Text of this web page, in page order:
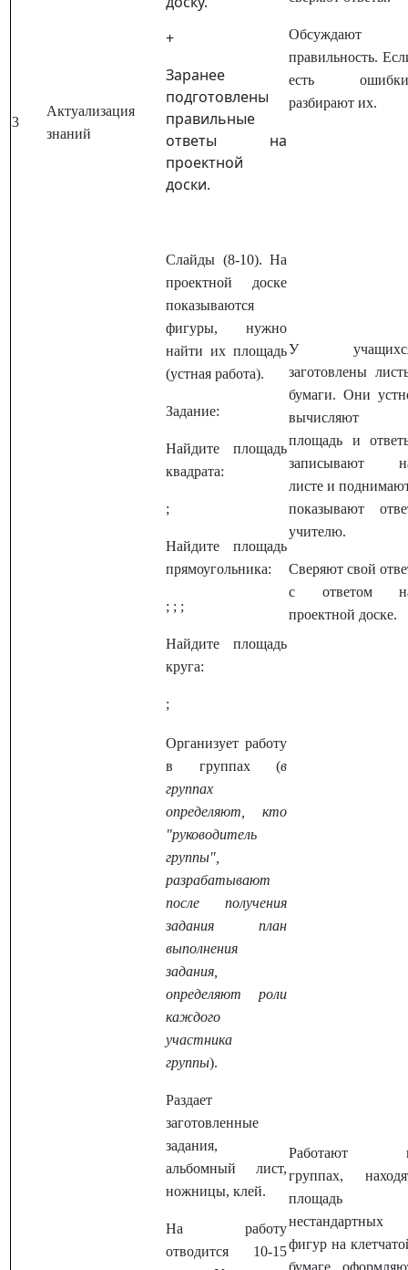
3
Актуализация
знаний
+
Заранее
подготовлены
правильные
ответы на
проектной
доски.
Обсуждают
правильность.
есть
разбирают их.
Слайды (8-10). На
проектной доске
показываются
фигуры, нужно
найти их площадь
(устная работа).
Задание:
Найдите площадь
квадрата:
;
Найдите площадь
прямоугольника:
; ; ;
Найдите площадь
круга:
;
У
заготовлены
бумаги. Они
вычисляют
площадь и
записывают
листе и
показывают
учителю.
Сверяют свой
с ответом
проектной доске.
Организует работу
в группах (в
группах
определяют, кто
"руководитель
группы",
разрабатывают
после получения
задания план
выполнения
задания,
определяют роли
каждого
участника
группы).
Раздает
заготовленные
задания,
альбомный лист,
ножницы, клей.
На работу
отводится 10-15
Работают
группах,
площадь
нестандартных
фигур на
бумаге,